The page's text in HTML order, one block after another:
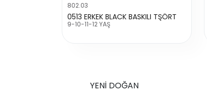
802.03
0513 ERKEK BLACK BASKILI TŞÖRT
9-10-11-12 YAŞ
YENİ DOĞAN